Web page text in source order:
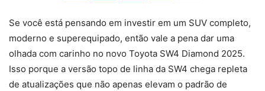
Se você está pensando em investir em um SUV completo,
moderno e superequipado, então vale a pena dar uma
olhada com carinho no novo Toyota SW4 Diamond 2025.
Isso porque a versão topo de linha da SW4 chega repleta
de atualizações que não apenas elevam o padrão de